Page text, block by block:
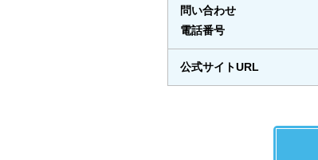
問い合わせ
電話番号
公式サイトURL